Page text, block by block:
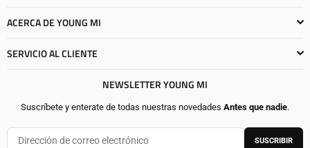
ACERCA DE YOUNG MI
SERVICIO AL CLIENTE
NEWSLETTER YOUNG MI
Suscríbete y enterate de todas nuestras novedades Antes que nadie.
SUSCRIBIR